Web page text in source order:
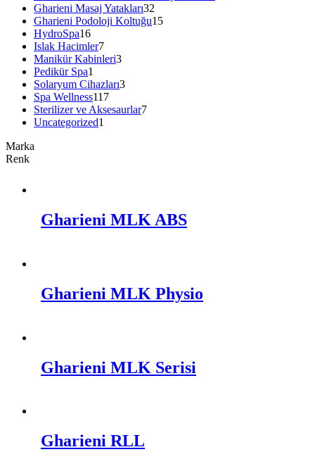
Gharieni Masaj Yatakları32
Gharieni Podoloji Koltuğu15
HydroSpa16
Islak Hacimler7
Manikür Kabinleri3
Pedikür Spa1
Solaryum Cihazları3
Spa Wellness117
Sterilizer ve Aksesaurlar7
Uncategorized1
Marka
Renk
Gharieni MLK ABS
Gharieni MLK Physio
Gharieni MLK Serisi
Gharieni RLL